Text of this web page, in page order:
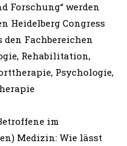
Forschung“ werden
Heidelberg Congress
den Fachbereichen
Rehabilitation,
Psychologie,
im
Medizin: Wie lässt